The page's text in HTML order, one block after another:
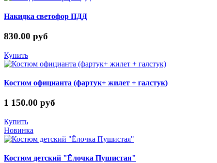
Накидка светофор ПДД
830.00 руб
Купить
Костюм официанта (фартук+ жилет + галстук)
1 150.00 руб
Купить
Новинка
Костюм детский "Ёлочка Пушистая"